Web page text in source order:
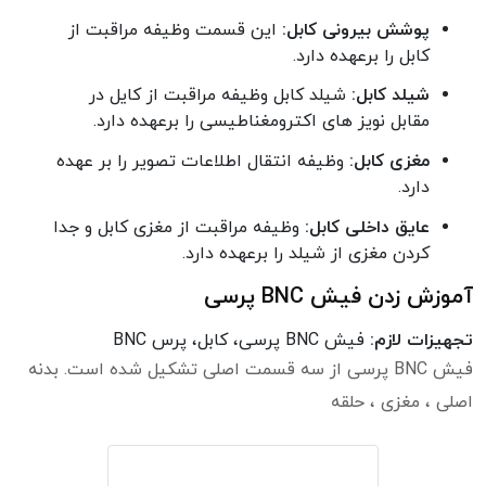
پوشش بیرونی کابل: این قسمت وظیفه مراقبت از
کابل را برعهده دارد.
شیلد کابل: شیلد کابل وظیفه مراقبت از کایل در
مقابل نویز های اکترومغناطیسی را برعهده دارد.
مغزی کابل: وظیفه انتقال اطلاعات تصویر را بر عهده
دارد.
عایق داخلی کابل: وظیفه مراقبت از مغزی کابل و جدا
کردن مغزی از شیلد را برعهده دارد.
آموزش زدن فیش BNC پرسی
تجهیزات لازم: فیش BNC پرسی، کابل، پرس BNC
فیش BNC پرسی از سه قسمت اصلی تشکیل شده است. بدنه
اصلی ، مغزی ، حلقه